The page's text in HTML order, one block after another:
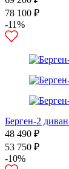
78 100 ₽
-11%
Берген-2
48 490 ₽
53 750 ₽
-10%